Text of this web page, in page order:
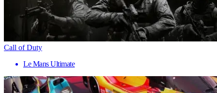
Call of Duty
Le Mans Ultimate